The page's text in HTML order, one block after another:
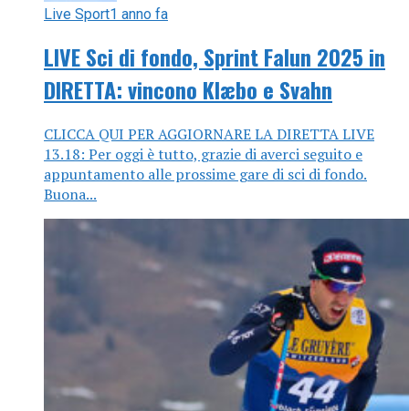
Live Sport1 anno fa
LIVE Sci di fondo, Sprint Falun 2025 in
DIRETTA: vincono Klæbo e Svahn
CLICCA QUI PER AGGIORNARE LA DIRETTA LIVE
13.18: Per oggi è tutto, grazie di averci seguito e
appuntamento alle prossime gare di sci di fondo.
Buona...